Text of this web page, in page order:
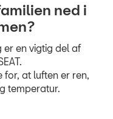
ned i
en vigtig del af
at luften er ren,
temperatur.